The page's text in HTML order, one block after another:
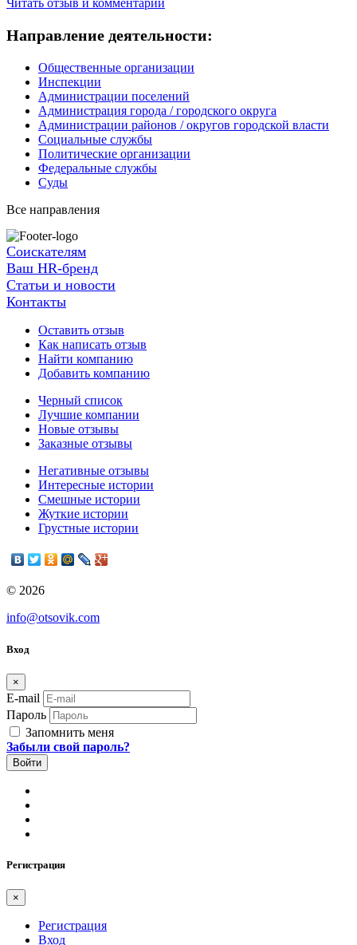
Читать отзыв и комментарии
Направление деятельности:
Общественные организации
Инспекции
Администрации поселений
Администрация города / городского округа
Администрации районов / округов городской власти
Социальные службы
Политические организации
Федеральные службы
Суды
Все направления
Соискателям
Ваш HR-бренд
Статьи и новости
Контакты
Оставить отзыв
Как написать отзыв
Найти компанию
Добавить компанию
Черный список
Лучшие компании
Новые отзывы
Заказные отзывы
Негативные отзывы
Интересные истории
Смешные истории
Жуткие истории
Грустные истории
© 2026
info@otsovik.com
Вход
×
E-mail
Пароль
Запомнить меня
Забыли свой пароль?
Регистрация
×
Регистрация
Вход